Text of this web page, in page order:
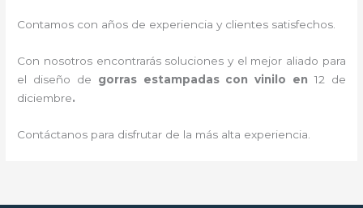
Contamos con años de experiencia y clientes satisfechos.
Con nosotros encontrarás soluciones y el mejor aliado para
el diseño de gorras estampadas con vinilo en12 de
diciembre.
Contáctanos para disfrutar de la más alta experiencia.